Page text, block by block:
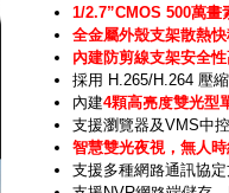
1/2.7”CMOS 500萬畫
全金屬外殼支架散熱
內建防剪線支架安全
採用 H.265/H.264 壓
內建4顆高亮度雙光型
支援瀏覽器及VMS中
智慧雙光夜視，無人
支援多種網路通訊協